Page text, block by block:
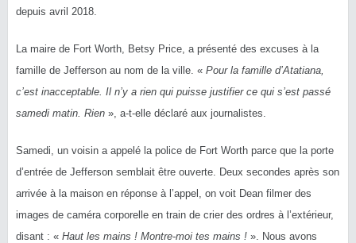
depuis avril 2018.
La maire de Fort Worth, Betsy Price, a présenté des excuses à la
famille de Jefferson au nom de la ville. « Pour la famille d’Atatiana,
c’est inacceptable. Il n’y a rien qui puisse justifier ce qui s’est passé
samedi matin. Rien », a-t-elle déclaré aux journalistes.
Samedi, un voisin a appelé la police de Fort Worth parce que la porte
d’entrée de Jefferson semblait être ouverte. Deux secondes après son
arrivée à la maison en réponse à l’appel, on voit Dean filmer des
images de caméra corporelle en train de crier des ordres à l’extérieur,
disant : « Haut les mains ! Montre-moi tes mains ! ». Nous avons